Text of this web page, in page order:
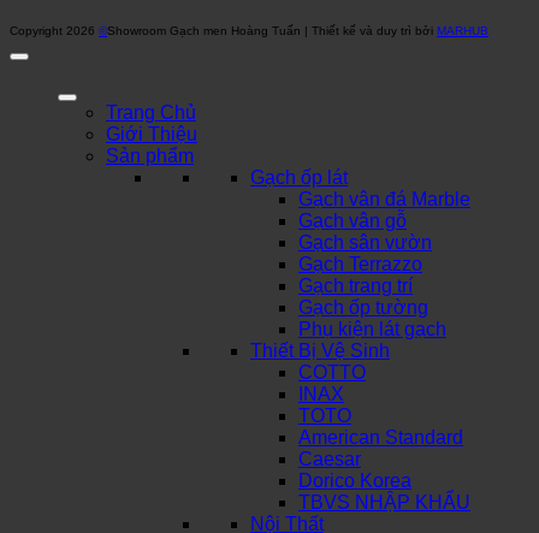
Copyright 2026 ©Showroom Gạch men Hoàng Tuấn | Thiết kế và duy trì bởi MARHUB
Trang Chủ
Giới Thiệu
Sản phẩm
Gạch ốp lát
Gạch vân đá Marble
Gạch vân gỗ
Gạch sân vườn
Gạch Terrazzo
Gạch trang trí
Gạch ốp tường
Phụ kiện lát gạch
Thiết Bị Vệ Sinh
COTTO
INAX
TOTO
American Standard
Caesar
Dorico Korea
TBVS NHẬP KHẨU
Nội Thất